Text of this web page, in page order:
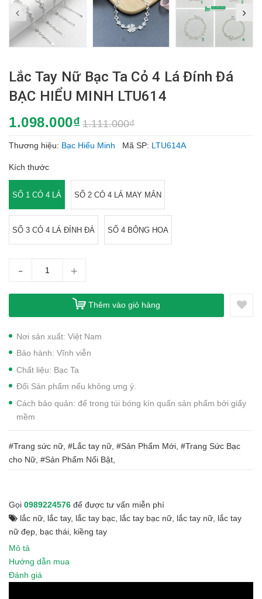
Lắc Tay Nữ Bạc Ta Cỏ 4 Lá Đính Đá
BẠC HIỂU MINH LTU614
1.098.000₫ 1.111.000₫
Thương hiệu: Bạc Hiểu Minh Mã SP: LTU614A
Kích thước
SỐ 1 CỎ 4 LÁ SỐ 2 CỎ 4 LÁ MAY MẮN
SỐ 3 CỎ 4 LÁ ĐÍNH ĐÁ SỐ 4 BÔNG HOA
- +
Thêm vào giỏ hàng
Nơi sản xuất: Việt Nam
Bảo hành: Vĩnh viễn
Chất liệu: Bạc Ta
Đổi Sản phẩm nếu không ưng ý.
Cách bảo quản: để trong túi bóng kín quấn sản phẩm bởi giấy
mềm
#Trang sức nữ, #Lắc tay nữ, #Sản Phẩm Mới, #Trang Sức Bạc
cho Nữ, #Sản Phẩm Nổi Bật,
Gọi 0989224576 để được tư vấn miễn phí
lắc nữ lắc tay, lắc tay bạc lắc tay bạc nữ lắc tay nữ lắc tay
nữ đẹp bạc thái kiềng tay
Mô tả
Hướng dẫn mua
Đánh giá